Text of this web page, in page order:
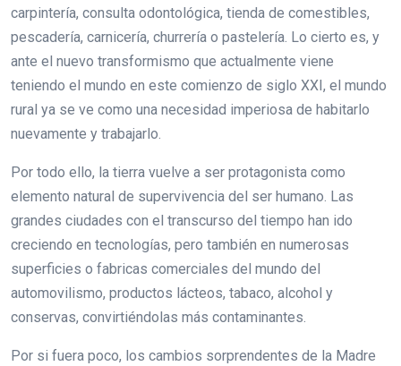
carpintería, consulta odontológica, tienda de comestibles,
pescadería, carnicería, churrería o pastelería. Lo cierto es, y
ante el nuevo transformismo que actualmente viene
teniendo el mundo en este comienzo de siglo XXI, el mundo
rural ya se ve como una necesidad imperiosa de habitarlo
nuevamente y trabajarlo.
Por todo ello, la tierra vuelve a ser protagonista como
elemento natural de supervivencia del ser humano. Las
grandes ciudades con el transcurso del tiempo han ido
creciendo en tecnologías, pero también en numerosas
superficies o fabricas comerciales del mundo del
automovilismo, productos lácteos, tabaco, alcohol y
conservas, convirtiéndolas más contaminantes.
Por si fuera poco, los cambios sorprendentes de la Madre